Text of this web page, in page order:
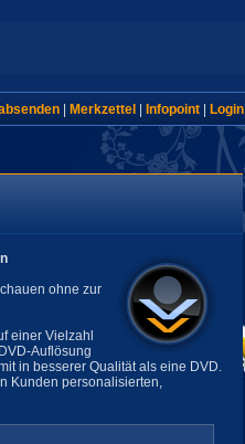
| Merkzettel Infopoint| Login
ohne zur
einer Vielzahl
Auflösung
in besserer Qualität als eine DVD.
Kunden personalisierten,